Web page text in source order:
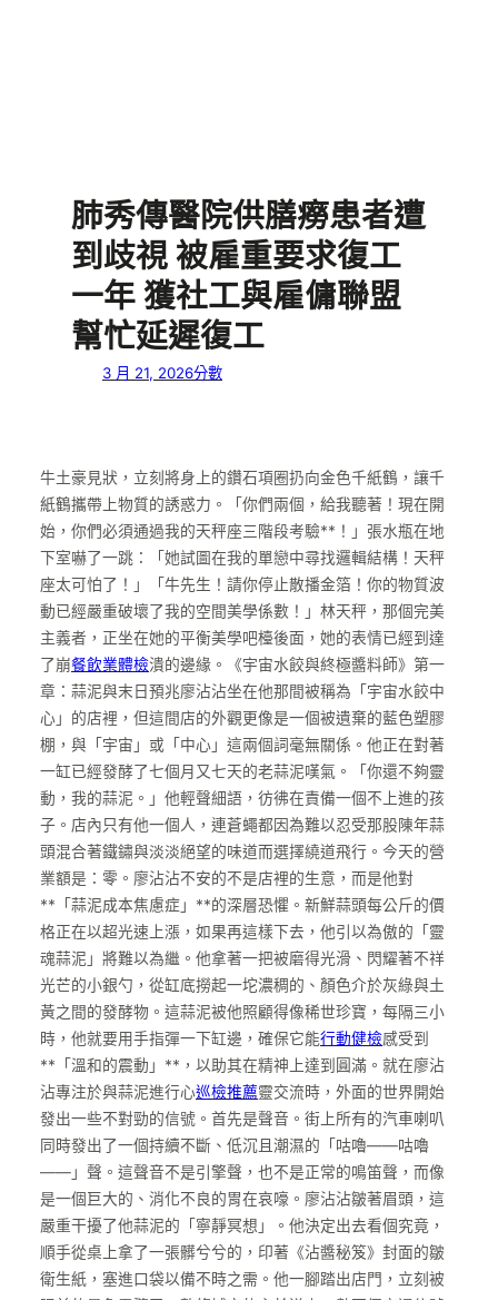
肺秀傳醫院供膳癆患者遭
到歧視 被雇重要求復工
一年 獲社工與雇傭聯盟
幫忙延遲復工
3 月 21, 2026分數
牛土豪見狀，立刻將身上的鑽石項圈扔向金色千紙鶴，讓千
紙鶴攜帶上物質的誘惑力。「你們兩個，給我聽著！現在開
始，你們必須通過我的天秤座三階段考驗**！」張水瓶在地
下室嚇了一跳：「她試圖在我的單戀中尋找邏輯結構！天秤
座太可怕了！」「牛先生！請你停止散播金箔！你的物質波
動已經嚴重破壞了我的空間美學係數！」林天秤，那個完美
主義者，正坐在她的平衡美學吧檯後面，她的表情已經到達
了崩餐飲業體檢潰的邊緣。《宇宙水餃與終極醬料師》第一
章：蒜泥與末日預兆廖沾沾坐在他那間被稱為「宇宙水餃中
心」的店裡，但這間店的外觀更像是一個被遺棄的藍色塑膠
棚，與「宇宙」或「中心」這兩個詞毫無關係。他正在對著
一缸已經發酵了七個月又七天的老蒜泥嘆氣。「你還不夠靈
動，我的蒜泥。」他輕聲細語，彷彿在責備一個不上進的孩
子。店內只有他一個人，連蒼蠅都因為難以忍受那股陳年蒜
頭混合著鐵鏽與淡淡絕望的味道而選擇繞道飛行。今天的營
業額是：零。廖沾沾不安的不是店裡的生意，而是他對
**「蒜泥成本焦慮症」**的深層恐懼。新鮮蒜頭每公斤的價
格正在以超光速上漲，如果再這樣下去，他引以為傲的「靈
魂蒜泥」將難以為繼。他拿著一把被磨得光滑、閃耀著不祥
光芒的小銀勺，從缸底撈起一坨濃稠的、顏色介於灰綠與土
黃之間的發酵物。這蒜泥被他照顧得像稀世珍寶，每隔三小
時，他就要用手指彈一下缸邊，確保它能行動健檢感受到
**「溫和的震動」**，以助其在精神上達到圓滿。就在廖沾
沾專注於與蒜泥進行心巡檢推薦靈交流時，外面的世界開始
發出一些不對勁的信號。首先是聲音。街上所有的汽車喇叭
同時發出了一個持續不斷、低沉且潮濕的「咕嚕——咕嚕
——」聲。這聲音不是引擎聲，也不是正常的鳴笛聲，而像
是一個巨大的、消化不良的胃在哀嚎。廖沾沾皺著眉頭，這
嚴重干擾了他蒜泥的「寧靜冥想」。他決定出去看個究竟，
順手從桌上拿了一張髒兮兮的，印著《沾醬秘笈》封面的皺
衛生紙，塞進口袋以備不時之需。他一腳踏出店門，立刻被